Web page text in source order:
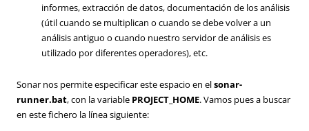
informes, extracción de datos, documentación de los análisis
(útil cuando se multiplican o cuando se debe volver a un
análisis antiguo o cuando nuestro servidor de análisis es
utilizado por diferentes operadores), etc.
Sonar nos permite especificar este espacio en elsonar-
runner.bat, con la variable PROJECT_HOME. Vamos pues a buscar
en este fichero la línea siguiente: